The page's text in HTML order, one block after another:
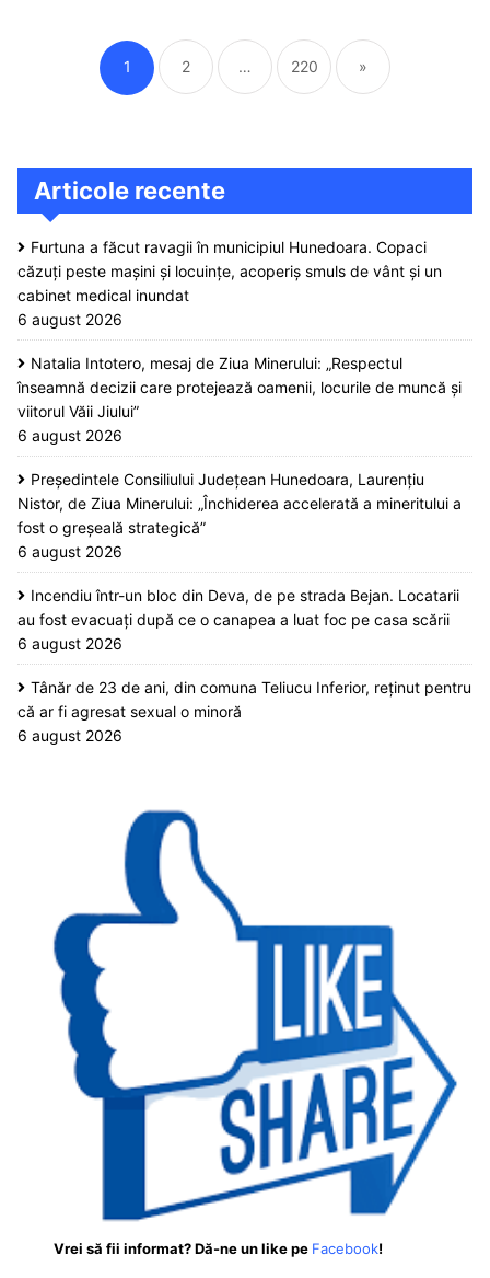
articole
1 2 … 220 »
Articole recente
Furtuna a făcut ravagii în municipiul Hunedoara. Copaci
căzuți peste mașini și locuințe, acoperiș smuls de vânt și un
cabinet medical inundat
6 august 2026
Natalia Intotero, mesaj de Ziua Minerului: „Respectul
înseamnă decizii care protejează oamenii, locurile de muncă și
viitorul Văii Jiului”
6 august 2026
Președintele Consiliului Județean Hunedoara, Laurențiu
Nistor, de Ziua Minerului: „Închiderea accelerată a mineritului a
fost o greșeală strategică”
6 august 2026
Incendiu într-un bloc din Deva, de pe strada Bejan. Locatarii
au fost evacuați după ce o canapea a luat foc pe casa scării
6 august 2026
Tânăr de 23 de ani, din comuna Teliucu Inferior, reținut pentru
că ar fi agresat sexual o minoră
6 august 2026
Vrei să fii informat? Dă-ne un like pe Facebook!